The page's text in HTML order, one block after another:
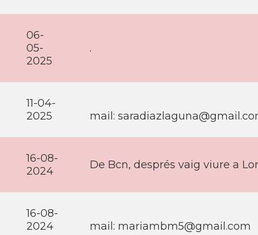
06-
05-
2025
.
11-04-
2025
mail:
16-08-
2024
De Bcn, després vaig viure a
16-08-
2024
mail: mariambm5@gmail.com